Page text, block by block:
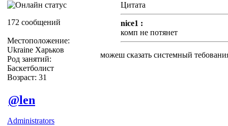
172 сообщений
Местоположение:
Ukraine Харьков
Род занятий:
Баскетболист
Возраст: 31
Цитата
nice1 :
комп не потянет
можеш сказать системный
@len
Administrators